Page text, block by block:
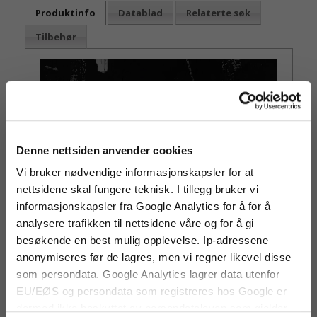
Denne nettsiden anvender cookies
Vi bruker nødvendige informasjonskapsler for at
nettsidene skal fungere teknisk. I tillegg bruker vi
informasjonskapsler fra Google Analytics for å for å
analysere trafikken til nettsidene våre og for å gi
besøkende en best mulig opplevelse. Ip-adressene
anonymiseres før de lagres, men vi regner likevel disse
som persondata. Google Analytics lagrer data utenfor
EU/EØS og persondata som registreres hos Google er
Produktinfo Datablad
Relaterte søk
Tilbehør
- Strømmer trådløst med din smarttelefon
- Robust konstruksjon
- Fjærbelastet feste slik at den kan festes til
telefon eller nettbrett
- MSX teknologi